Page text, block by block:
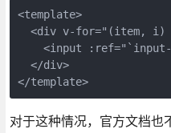
<template>
<div v-for="(item, i)
<input
  </div>
</template>
对于这种情况，官方文档